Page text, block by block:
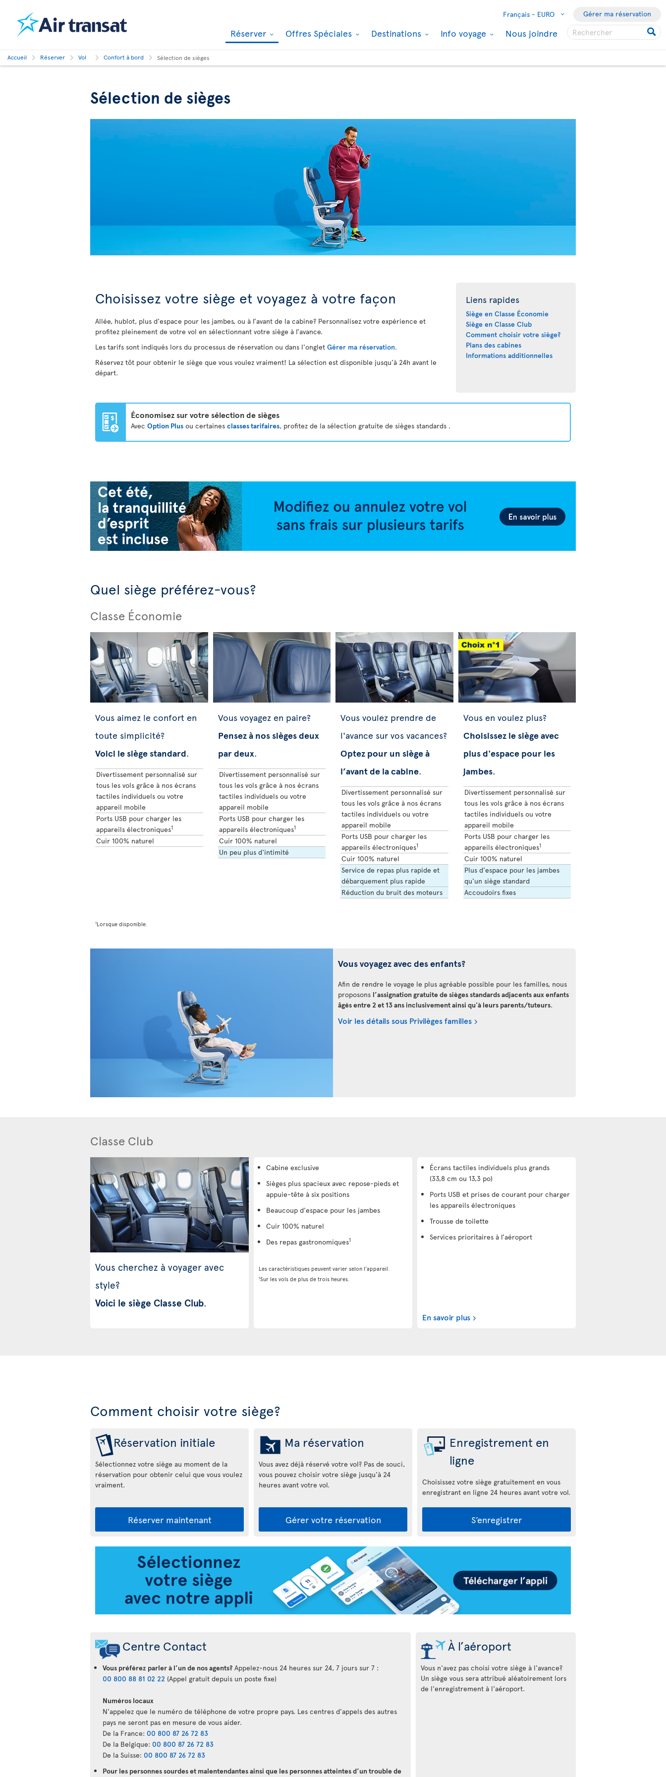
Français - EURO Gérer ma réservation
Réserver Offres Spéciales Destinations Info voyage Nous joindre
Accueil Réserver Vol Confort à bord Sélection de sièges
Sélection de sièges
Choisissez votre siège et voyagez à votre façon
Allée, hublot, plus d'espace pour les jambes, ou à l’avant de la cabine? Personnalisez votre expérience et
profitez pleinement de votre vol en sélectionnant votre siège à l’avance.
Les tarifs sont indiqués lors du processus de réservation ou dans l'onglet Gérer ma réservation.
Réservez tôt pour obtenir le siège que vous voulez vraiment! La sélection est disponible jusqu’à 24h avant le
départ.
Liens rapides
Siège en Classe Économie
Siège en Classe Club
Comment choisir votre siège?
Plans des cabines
Informations additionnelles
Économisez sur votre sélection de sièges
Avec Option Plus ou certaines classes tarifaires, profitez de la sélection gratuite de sièges standards .
Quel siège préférez-vous?
Classe Économie
Vous aimez le confort en
toute simplicité?
Voici le siège standard.
Divertissement personnalisé sur
tous les vols grâce à nos écrans
tactiles individuels ou votre
appareil mobile
Ports USB pour charger les
appareils électroniques1
Cuir 100% naturel
Vous voyagez en paire?
Pensez à nos sièges deux
par deux.
Divertissement personnalisé sur
tous les vols grâce à nos écrans
tactiles individuels ou votre
appareil mobile
Ports USB pour charger les
appareils électroniques1
Cuir 100% naturel
Un peu plus d'intimité
Vous voulez prendre de
l'avance sur vos vacances?
Optez pour un siège à
l’avant de la cabine.
Divertissement personnalisé sur
tous les vols grâce à nos écrans
tactiles individuels ou votre
appareil mobile
Ports USB pour charger les
appareils électroniques1
Cuir 100% naturel
Service de repas plus rapide et
débarquement plus rapide
Réduction du bruit des moteurs
Vous en voulez plus?
Choisissez le siège avec
plus d'espace pour les
jambes.
Divertissement personnalisé sur
tous les vols grâce à nos écrans
tactiles individuels ou votre
appareil mobile
Ports USB pour charger les
appareils électroniques1
Cuir 100% naturel
Plus d'espace pour les jambes
qu'un siège standard
Accoudoirs fixes
1Lorsque disponible.
Vous voyagez avec des enfants?
Afin de rendre le voyage le plus agréable possible pour les familles, nous
proposons l’assignation gratuite de sièges standards adjacents aux enfants
âgés entre 2 et 13 ans inclusivement ainsi qu'à leurs parents/tuteurs.
Voir les détails sous Privilèges familles
Classe Club
Vous cherchez à voyager avec
style?
Voici le siège Classe Club.
Cabine exclusive
Sièges plus spacieux avec repose-pieds et
appuie-tête à six positions
Beaucoup d'espace pour les jambes
Cuir 100% naturel
Des repas gastronomiques1
Les caractéristiques peuvent varier selon l’appareil.
1Sur les vols de plus de trois heures.
Écrans tactiles individuels plus grands
(33,8 cm ou 13,3 po)
Ports USB et prises de courant pour charger
les appareils électroniques
Trousse de toilette
Services prioritaires à l’aéroport
En savoir plus
Comment choisir votre siège?
Réservation initiale
Sélectionnez votre siège au moment de la
réservation pour obtenir celui que vous voulez
vraiment.
Réserver maintenant
Ma réservation
Vous avez déjà réservé votre vol? Pas de souci,
vous pouvez choisir votre siège jusqu'à 24
heures avant votre vol.
Gérer votre réservation
Enregistrement en
ligne
Choisissez votre siège gratuitement en vous
enregistrant en ligne 24 heures avant votre vol.
S’enregistrer
Centre Contact
Vous préférez parler à l’un de nos agents? Appelez-nous 24 heures sur 24, 7 jours sur 7 :
00 800 88 81 02 22 (Appel gratuit depuis un poste fixe)
Numéros locaux
N'appelez que le numéro de téléphone de votre propre pays. Les centres d'appels des autres
pays ne seront pas en mesure de vous aider.
De la France: 00 800 87 26 72 83
De la Belgique: 00 800 87 26 72 83
De la Suisse: 00 800 87 26 72 83
Pour les personnes sourdes et malentendantes ainsi que les personnes atteintes d’un trouble de
À l’aéroport
Vous n'avez pas choisi votre siège à l'avance?
Un siège vous sera attribué aléatoirement lors
de l'enregistrement à l'aéroport.